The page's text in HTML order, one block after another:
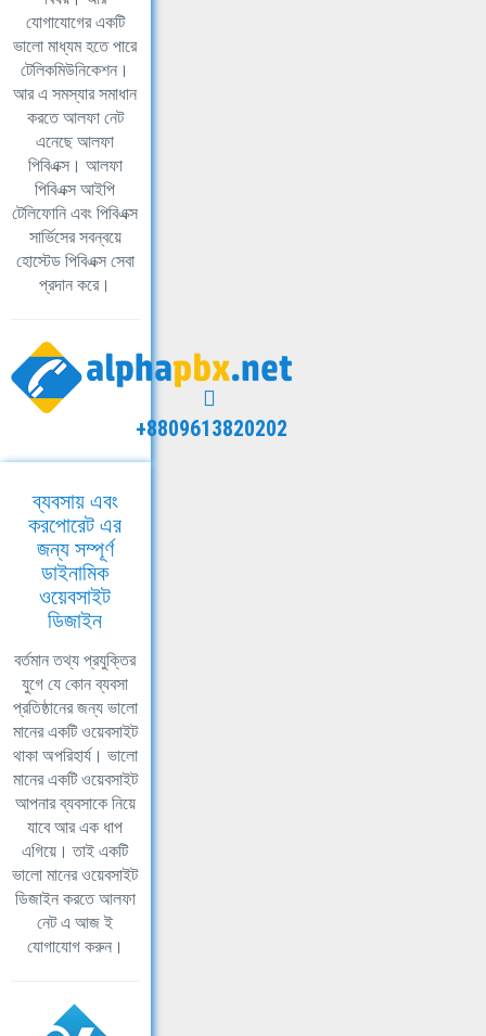
যোগাযোগের একটি
ভালো মাধ্যম হতে পারে
টেলিকমিউনিকেশন।
আর এ সমস্যার সমাধান
করতে আলফা নেট
এনেছে আলফা
পিবিএক্স। আলফা
পিবিএক্স আইপি
টেলিফোনি এবং পিবিএক্স
সার্ভিসের সবন্বয়ে
হোস্টেড পিবিএক্স সেবা
প্রদান করে।
+8809613820202
ব্যবসায় এবং
করপোরেট এর
জন্য সম্পূর্ণ
ডাইনামিক
ওয়েবসাইট
ডিজাইন
বর্তমান তথ্য প্রযুক্তির
যুগে যে কোন ব্যবসা
প্রতিষ্ঠানের জন্য ভালো
মানের একটি ওয়েবসাইট
থাকা অপরিহার্য। ভালো
মানের একটি ওয়েবসাইট
আপনার ব্যবসাকে নিয়ে
যাবে আর এক ধাপ
এগিয়ে। তাই একটি
ভালো মানের ওয়েবসাইট
ডিজাইন করতে আলফা
নেট এ আজ ই
যোগাযোগ করুন।